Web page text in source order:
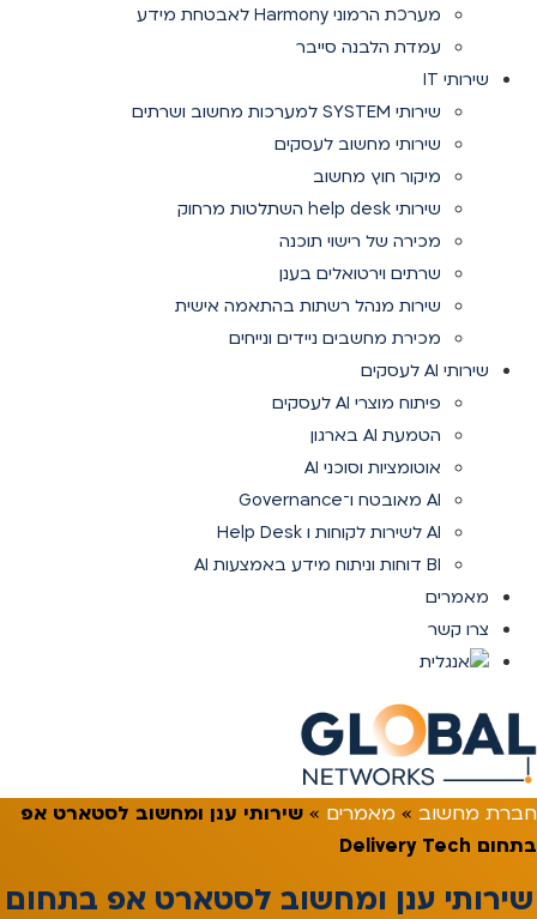
מערכת הרמוני Harmony לאבטחת מידע
עמדת הלבנה סייבר
שירותי IT
שירותי SYSTEM למערכות מחשוב ושרתים
שירותי מחשוב לעסקים
מיקור חוץ מחשוב
שירותי help desk השתלטות מרחוק
מכירה של רישוי תוכנה
שרתים וירטואלים בענן
שירות מנהל רשתות בהתאמה אישית
מכירת מחשבים ניידים ונייחים
שירותי AI לעסקים
פיתוח מוצרי AI לעסקים
הטמעת AI בארגון
אוטומציות וסוכני AI
AI מאובטח ו־Governance
AI לשירות לקוחות ו Help Desk
BI דוחות וניתוח מידע באמצעות AI
מאמרים
צרו קשר
חברת מחשוב » מאמרים » שירותי ענן ומחשוב לסטארט אפ
בתחום Delivery Tech
שירותי ענן ומחשוב לסטארט אפ בתחום